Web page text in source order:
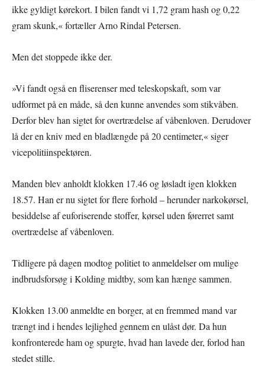
ikke gyldigt kørekort. I bilen fandt vi 1,72 gram hash og 0,22
gram skunk,« fortæller Arno Rindal Petersen.
Men det stoppede ikke der.
»Vi fandt også en fliserenser med teleskopskaft, som var
udformet på en måde, så den kunne anvendes som stikvåben.
Derfor blev han sigtet for overtrædelse af våbenloven. Derudover
lå der en kniv med en bladlængde på 20 centimeter,« siger
vicepolitiinspektøren.
Manden blev anholdt klokken 17.46 og løsladt igen klokken
18.57. Han er nu sigtet for flere forhold – herunder narkokørsel,
besiddelse af euforiserende stoffer, kørsel uden førerret samt
overtrædelse af våbenloven.
Tidligere på dagen modtog politiet to anmeldelser om mulige
indbrudsforsøg i Kolding midtby, som kan hænge sammen.
Klokken 13.00 anmeldte en borger, at en fremmed mand var
trængt ind i hendes lejlighed gennem en ulåst dør. Da hun
konfronterede ham og spurgte, hvad han lavede der, forlod han
stedet stille.